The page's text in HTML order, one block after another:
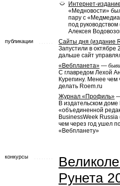
Интернет-
«Медновости»
пару с
под
Алексея
публикации Сайты дня (издание
Запустили в октябре
дальше сайт
«Вебпланета» —
С главредом Лехой
Курепину. Менее чем
делать Roem.ru
Журнал «Профиль»
В издательском
«объединенной
BusinessWeek
чем через год ушел
«Вебпланету»
конкурсы
Рунета